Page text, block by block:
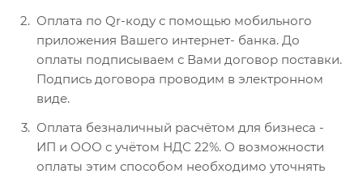
Оплата по Qr-коду с помощью мобильного
приложения Вашего интернет- банка. До
оплаты подписываем с Вами договор поставки.
Подпись договора проводим в электронном
виде.
Оплата безналичный расчётом для бизнеса -
ИП и ООО с учётом НДС 22%. О возможности
оплаты этим способом необходимо уточнять